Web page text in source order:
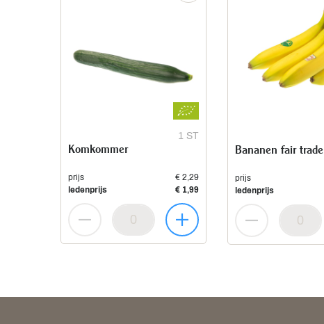
1 ST
Komkommer
prijs
€ 2,29
ledenprijs
€ 1,99
Bananen fair trade
prijs
ledenprijs